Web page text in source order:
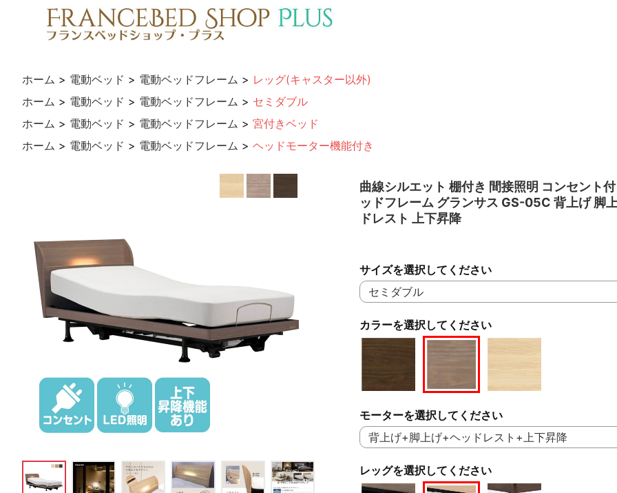
ホーム > 電動ベッド > 電動ベッドフレーム > レッグ(キャスター以外)
ホーム > 電動ベッド > 電動ベッドフレーム > セミダブル
ホーム > 電動ベッド > 電動ベッドフレーム > 宮付きベッド
ホーム > 電動ベッド > 電動ベッドフレーム > ヘッドモーター機能付き
曲線シルエット 棚付き 間接照明 コンセント
ッドフレーム グランサス GS-05C 背上げ 脚上
ドレスト 上下昇降
カラーを選択してください
サイズを選択してください
モーターを選択してください
レッグを選択してください